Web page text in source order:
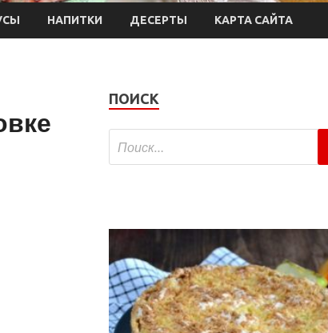
НАПИТКИ ДЕСЕРТЫ КАРТА САЙТА
ПОИСК